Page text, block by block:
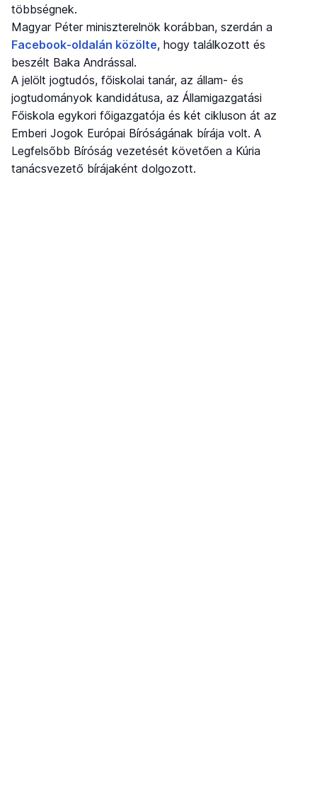
többségnek.
Magyar Péter miniszterelnök korábban, szerdán a
Facebook-oldalán közölte, hogy találkozott és
beszélt Baka Andrással.
A jelölt jogtudós, főiskolai tanár, az állam- és
jogtudományok kandidátusa, az Államigazgatási
Főiskola egykori főigazgatója és két cikluson át az
Emberi Jogok Európai Bíróságának bírája volt. A
Legfelsőbb Bíróság vezetését követően a Kúria
tanácsvezető bírájaként dolgozott.